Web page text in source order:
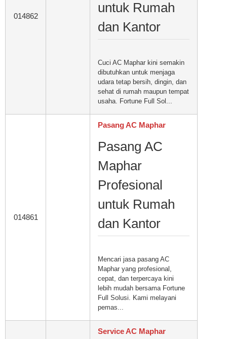
014862
untuk Rumah
dan Kantor
Cuci AC Maphar kini semakin
dibutuhkan untuk menjaga
udara tetap bersih, dingin, dan
sehat di rumah maupun tempat
usaha. Fortune Full Sol...
014861
Pasang AC Maphar
Pasang AC
Maphar
Profesional
untuk Rumah
dan Kantor
Mencari jasa pasang AC
Maphar yang profesional,
cepat, dan terpercaya kini
lebih mudah bersama Fortune
Full Solusi. Kami melayani
pemas...
Service AC Maphar